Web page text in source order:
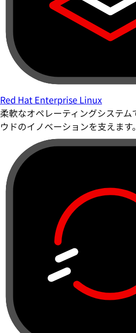
Red Hat Enterprise Linux
柔軟なオペレーティングシステ
ウドのイノベーションを支えます。